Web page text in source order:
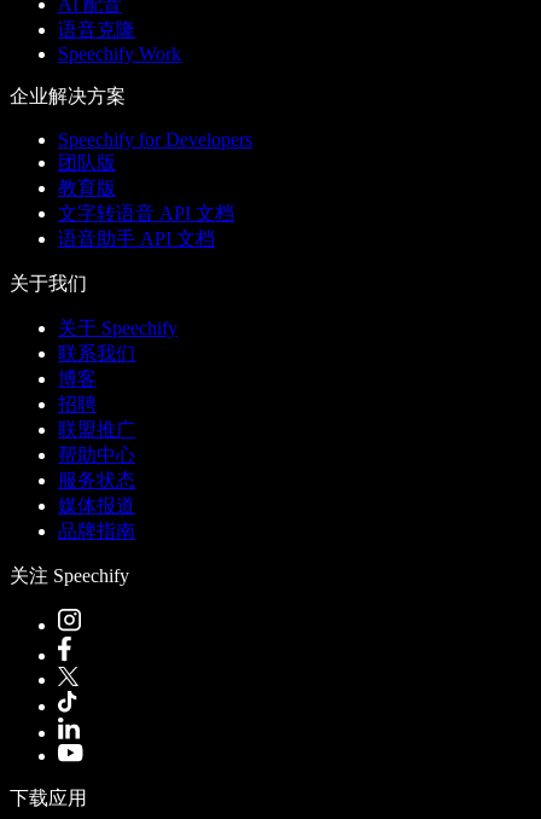
AI 配音
语音克隆
Speechify Work
企业解决方案
Speechify for Developers
团队版
教育版
文字转语音 API 文档
语音助手 API 文档
关于我们
关于 Speechify
联系我们
博客
招聘
联盟推广
帮助中心
服务状态
媒体报道
品牌指南
关注 Speechify
下载应用